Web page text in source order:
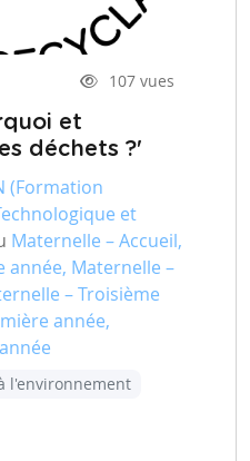
107 vues
et
déchets ?'
(Formation
et
Maternelle – Accueil,
année, Maternelle –
– Troisième
année,
l'environnement